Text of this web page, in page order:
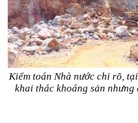
Kiểm toán Nhà nước chỉ rõ,
khai thác khoáng sản